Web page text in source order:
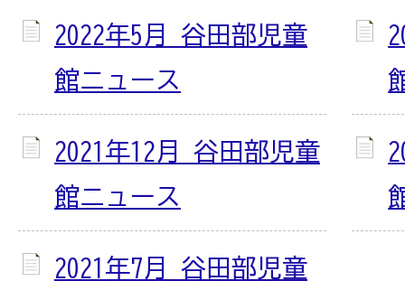
2022年5月 谷田部児童
館ニュース
2021年12月 谷田部児童
館ニュース
2021年7月 谷田部児童